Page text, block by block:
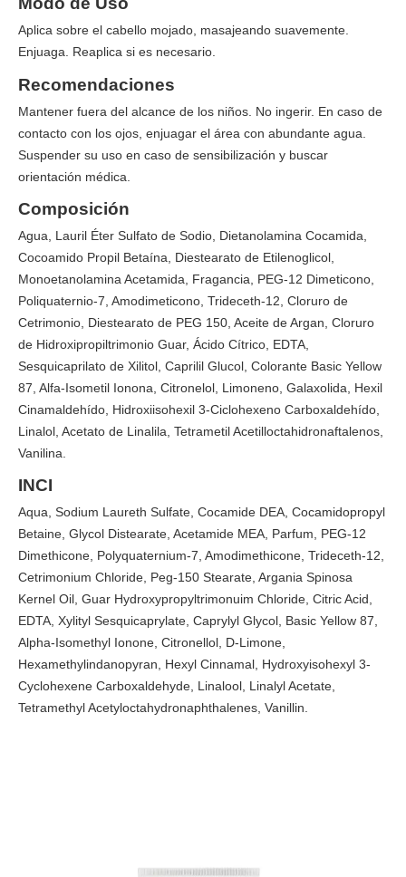
Aplica sobre el cabello mojado, masajeando suavemente.
Enjuaga. Reaplica si es necesario.
Recomendaciones
Mantener fuera del alcance de los niños. No ingerir. En caso de
contacto con los ojos, enjuagar el área con abundante agua.
Suspender su uso en caso de sensibilización y buscar
orientación médica.
Composición
Agua, Lauril Éter Sulfato de Sodio, Dietanolamina Cocamida,
Cocoamido Propil Betaína, Diestearato de Etilenoglicol,
Monoetanolamina Acetamida, Fragancia, PEG-12 Dimeticono,
Poliquaternio-7, Amodimeticono, Trideceth-12, Cloruro de
Cetrimonio, Diestearato de PEG 150, Aceite de Argan, Cloruro
de Hidroxipropiltrimonio Guar, Ácido Cítrico, EDTA,
Sesquicaprilato de Xilitol, Caprilil Glucol, Colorante Basic Yellow
87, Alfa-Isometil Ionona, Citronelol, Limoneno, Galaxolida, Hexil
Cinamaldehído, Hidroxiisohexil 3-Ciclohexeno Carboxaldehído,
Linalol, Acetato de Linalila, Tetrametil Acetilloctahidronaftalenos,
Vanilina.
INCI
Aqua, Sodium Laureth Sulfate, Cocamide DEA, Cocamidopropyl
Betaine, Glycol Distearate, Acetamide MEA, Parfum, PEG-12
Dimethicone, Polyquaternium-7, Amodimethicone, Trideceth-12,
Cetrimonium Chloride, Peg-150 Stearate, Argania Spinosa
Kernel Oil, Guar Hydroxypropyltrimonuim Chloride, Citric Acid,
EDTA, Xylityl Sesquicaprylate, Caprylyl Glycol, Basic Yellow 87,
Alpha-Isomethyl Ionone, Citronellol, D-Limone,
Hexamethylindanopyran, Hexyl Cinnamal, Hydroxyisohexyl 3-
Cyclohexene Carboxaldehyde, Linalool, Linalyl Acetate,
Tetramethyl Acetyloctahydronaphthalenes, Vanillin.